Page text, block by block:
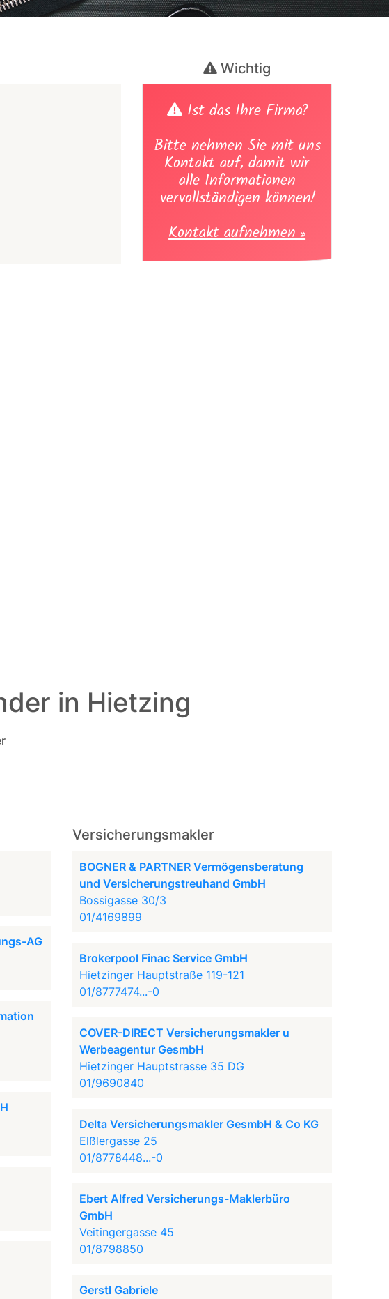
Wichtig
Ist das Ihre Firma?
Bitte nehmen Sie mit uns
Kontakt auf, damit wir
alle Informationen
vervollständigen können!
Kontakt aufnehmen »
in Hietzing
AG
Versicherungsmakler
BOGNER & PARTNER Vermögensberatung
und Versicherungstreuhand GmbH
Bossigasse 30/3
01/4169899
Brokerpool Finac Service GmbH
Hietzinger Hauptstraße 119-121
01/8777474...-0
COVER-DIRECT Versicherungsmakler u
Werbeagentur GesmbH
Hietzinger Hauptstrasse 35 DG
01/9690840
Delta Versicherungsmakler GesmbH & Co KG
Elßlergasse 25
01/8778448...-0
Ebert Alfred Versicherungs-Maklerbüro
GmbH
Veitingergasse 45
01/8798850
Gerstl Gabriele